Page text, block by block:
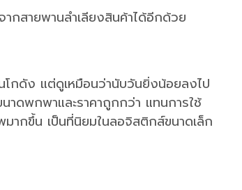
กสายพานลำเลียงสินค้าได้อีกด้วย
โกดัง แต่ดูเหมือนว่านับวันยิ่งน้อยลงไป
าดพกพาและราคาถูกกว่า แทนการใช้
ากขึ้น เป็นที่นิยมในลอจิสติกส์ขนาดเล็ก